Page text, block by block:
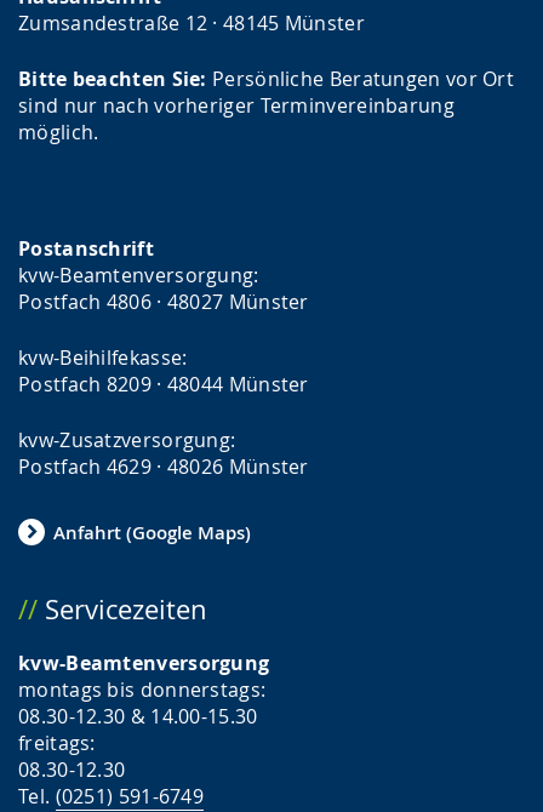
Zumsandestraße 12 · 48145 Münster
Bitte beachten Sie: Persönliche Beratungen vor Ort
sind nur nach vorheriger Terminvereinbarung
möglich.
Postanschrift
kvw-Beamtenversorgung:
Postfach 4806 · 48027 Münster
kvw-Beihilfekasse:
Postfach 8209 · 48044 Münster
kvw-Zusatzversorgung:
Postfach 4629 · 48026 Münster
Anfahrt (Google Maps)
Servicezeiten
kvw-Beamtenversorgung
montags bis donnerstags:
08.30-12.30 & 14.00-15.30
freitags:
08.30-12.30
Tel. (0251) 591-6749